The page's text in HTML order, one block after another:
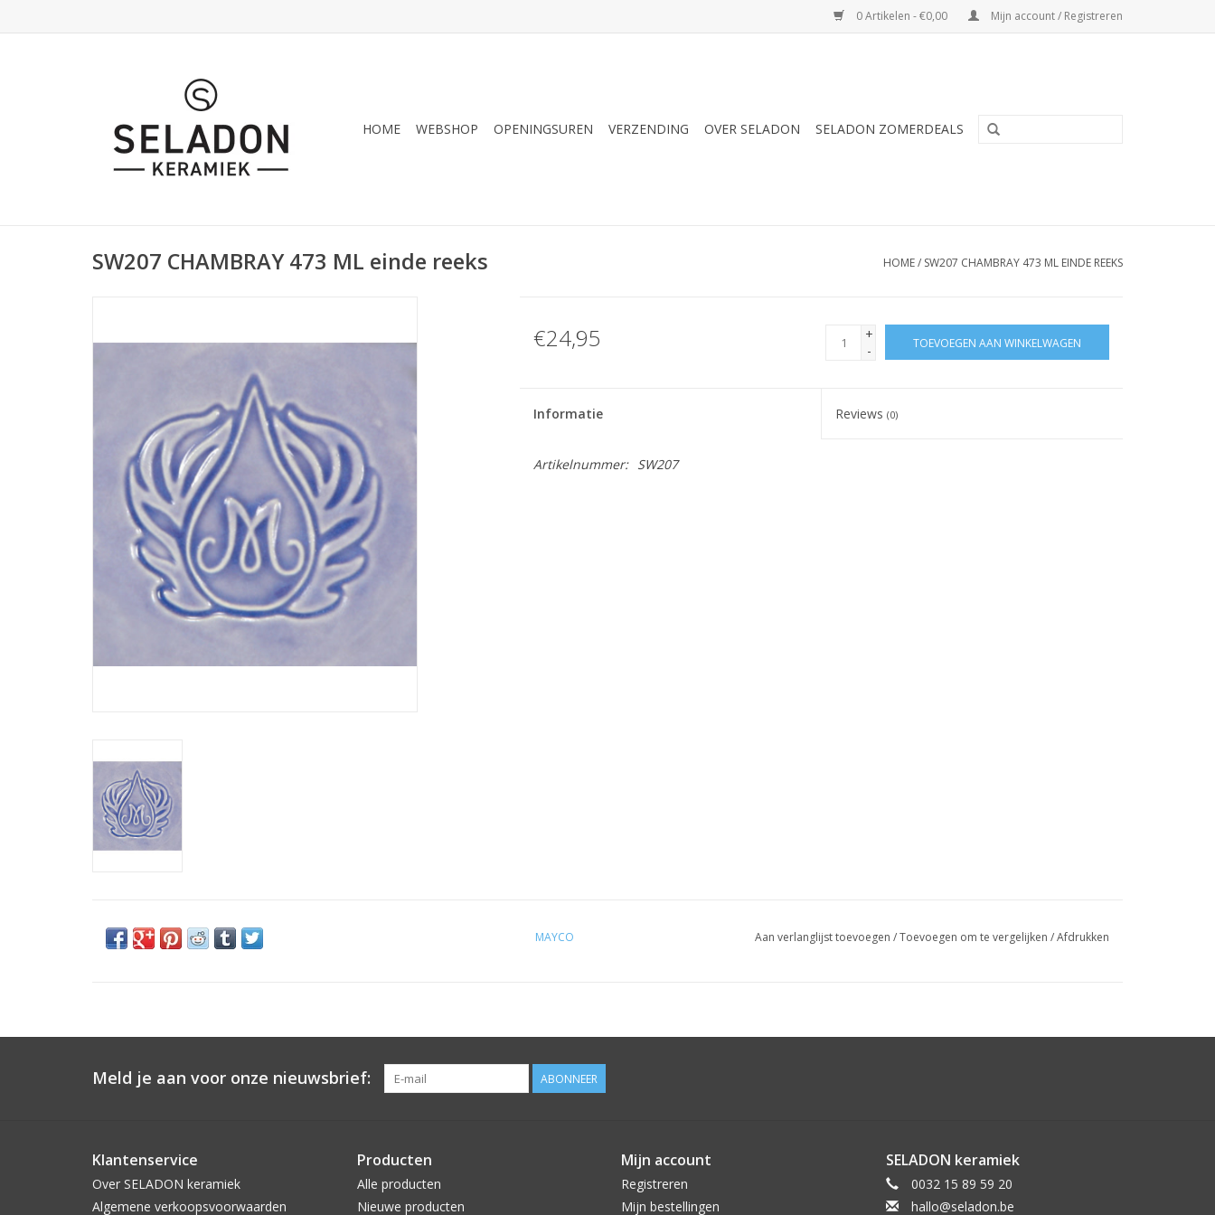
0 Artikelen - €0,00 Mijn account / Registreren
HOME WEBSHOP OPENINGSUREN VERZENDING OVER SELADON SELADON ZOMERDEALS
SW207 CHAMBRAY 473 ML einde reeks HOME/ SW207 CHAMBRAY 473 ML EINDE REEKS
€24,95
+
-
TOEVOEGEN AAN WINKELWAGEN
Informatie Reviews(0)
Artikelnummer: SW207
MAYCO Aan verlanglijst toevoegen /Toevoegen om te vergelijken /Afdrukken
Meld je aan voor onze nieuwsbrief: ABONNEER
Klantenservice
Over SELADON keramiek
Algemene verkoopsvoorwaarden
Producten
Alle producten
Nieuwe producten
Mijn account
Registreren
Mijn bestellingen
SELADON keramiek
0032 15 89 59 20
hallo@seladon.be